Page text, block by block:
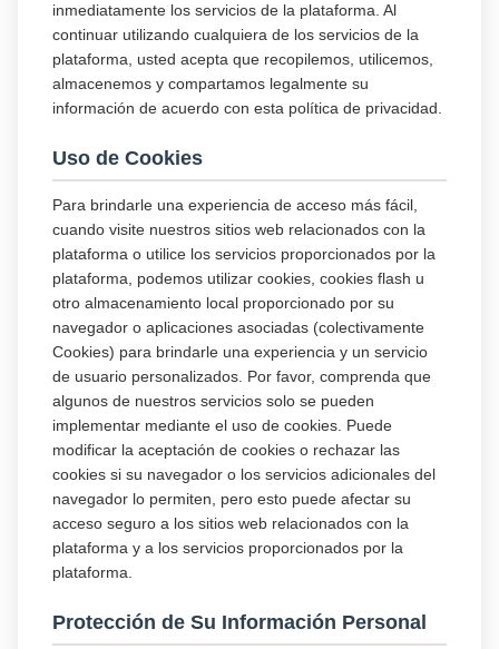
inmediatamente los servicios de la plataforma. Al
continuar utilizando cualquiera de los servicios de la
plataforma, usted acepta que recopilemos, utilicemos,
almacenemos y compartamos legalmente su
información de acuerdo con esta política de privacidad.
Uso de Cookies
Para brindarle una experiencia de acceso más fácil,
cuando visite nuestros sitios web relacionados con la
plataforma o utilice los servicios proporcionados por la
plataforma, podemos utilizar cookies, cookies flash u
otro almacenamiento local proporcionado por su
navegador o aplicaciones asociadas (colectivamente
Cookies) para brindarle una experiencia y un servicio
de usuario personalizados. Por favor, comprenda que
algunos de nuestros servicios solo se pueden
implementar mediante el uso de cookies. Puede
modificar la aceptación de cookies o rechazar las
cookies si su navegador o los servicios adicionales del
navegador lo permiten, pero esto puede afectar su
acceso seguro a los sitios web relacionados con la
plataforma y a los servicios proporcionados por la
plataforma.
Protección de Su Información Personal